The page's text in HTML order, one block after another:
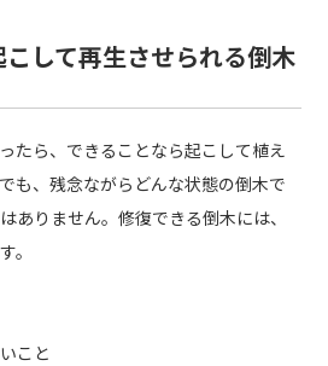
して再生させられる倒木
たら、できることなら起こして植え
も、残念ながらどんな状態の倒木で
ありません。修復できる倒木には、
。
こと